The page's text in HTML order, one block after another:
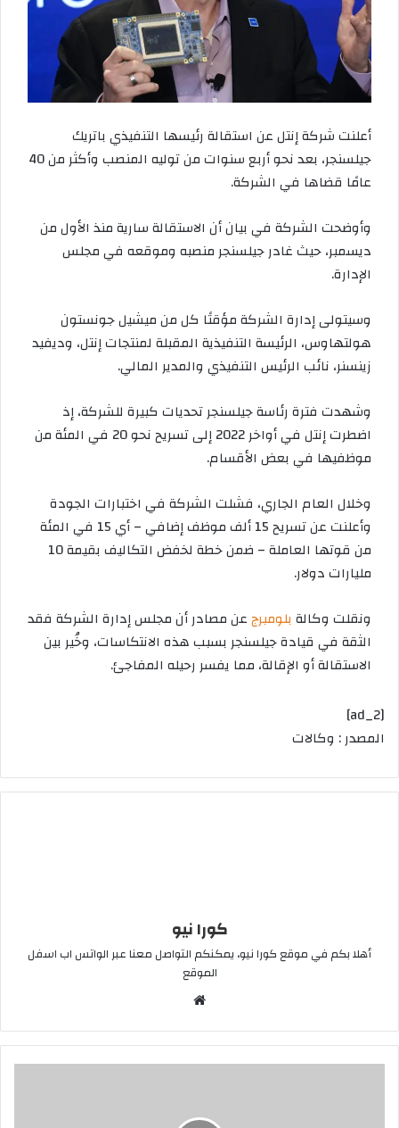
أعلنت شركة إنتل عن استقالة رئيسها التنفيذي باتريك
جيلسنجر، بعد نحو أربع سنوات من توليه المنصب وأكثر من 40
عامًا قضاها في الشركة.
وأوضحت الشركة في بيان أن الاستقالة سارية منذ الأول من
ديسمبر، حيث غادر جيلسنجر منصبه وموقعه في مجلس
الإدارة.
وسيتولى إدارة الشركة مؤقتًا كل من ميشيل جونستون
هولتهاوس، الرئيسة التنفيذية المقبلة لمنتجات إنتل، وديفيد
زينسنر، نائب الرئيس التنفيذي والمدير المالي.
وشهدت فترة رئاسة جيلسنجر تحديات كبيرة للشركة، إذ
اضطرت إنتل في أواخر 2022 إلى تسريح نحو 20 في المئة من
موظفيها في بعض الأقسام.
وخلال العام الجاري، فشلت الشركة في اختبارات الجودة
وأعلنت عنتسريح 15 ألف موظف إضافي
– أي 15 في المئة
من قوتها العاملة – ضمن خطة لخفض التكاليف بقيمة 10
مليارات دولار.
ونقلت وكالةبلومبرجعن مصادر أن مجلس إدارة الشركة فقد
الثقة في قيادة جيلسنجر بسبب هذه الانتكاسات، وخُير بين
الاستقالة أو الإقالة، مما يفسر رحيله المفاجئ.
[ad_2]
المصدر : وكالات
كورا نيو
أهلا بكم في موقع كورا نيو، يمكنكم التواصل معنا عبر الواتس اب اسفل
الموقع